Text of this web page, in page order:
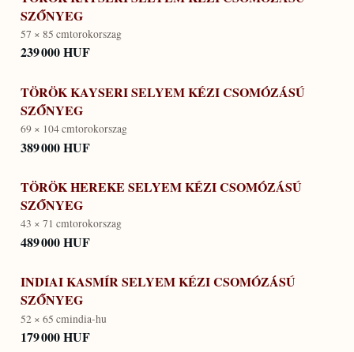
SZŐNYEG
57 × 85 cmtorokorszag
239 000 HUF
TÖRÖK KAYSERI SELYEM KÉZI CSOMÓZÁSÚ
SZŐNYEG
69 × 104 cmtorokorszag
389 000 HUF
TÖRÖK HEREKE SELYEM KÉZI CSOMÓZÁSÚ
SZŐNYEG
43 × 71 cmtorokorszag
489 000 HUF
INDIAI KASMÍR SELYEM KÉZI CSOMÓZÁSÚ
SZŐNYEG
52 × 65 cmindia-hu
179 000 HUF